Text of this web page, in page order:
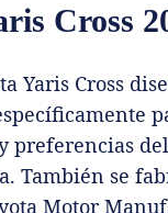
Cross
Yaris Cross
preferencias
También se
Motor